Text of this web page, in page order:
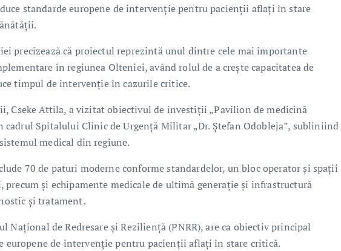
standarde europene de intervenție pentru pacienții aflați în stare
precizează că proiectul reprezintă unul dintre cele mai importante
în regiunea Olteniei, având rolul de a crește capacitatea de
timpul de intervenție în cazurile critice.
Cseke Attila, a vizitat obiectivul de investiții „Pavilion de medicină
cadrul Spitalului Clinic de Urgență Militar „Dr. Ștefan Odobleja”, subliniind
medical din regiune.
70 de paturi moderne conforme standardelor, un bloc operator și spații
și echipamente medicale de ultimă generație și infrastructură
și tratament.
de Redresare și Reziliență (PNRR), are ca obiectiv principal
europene de intervenție pentru pacienții aflați în stare critică.